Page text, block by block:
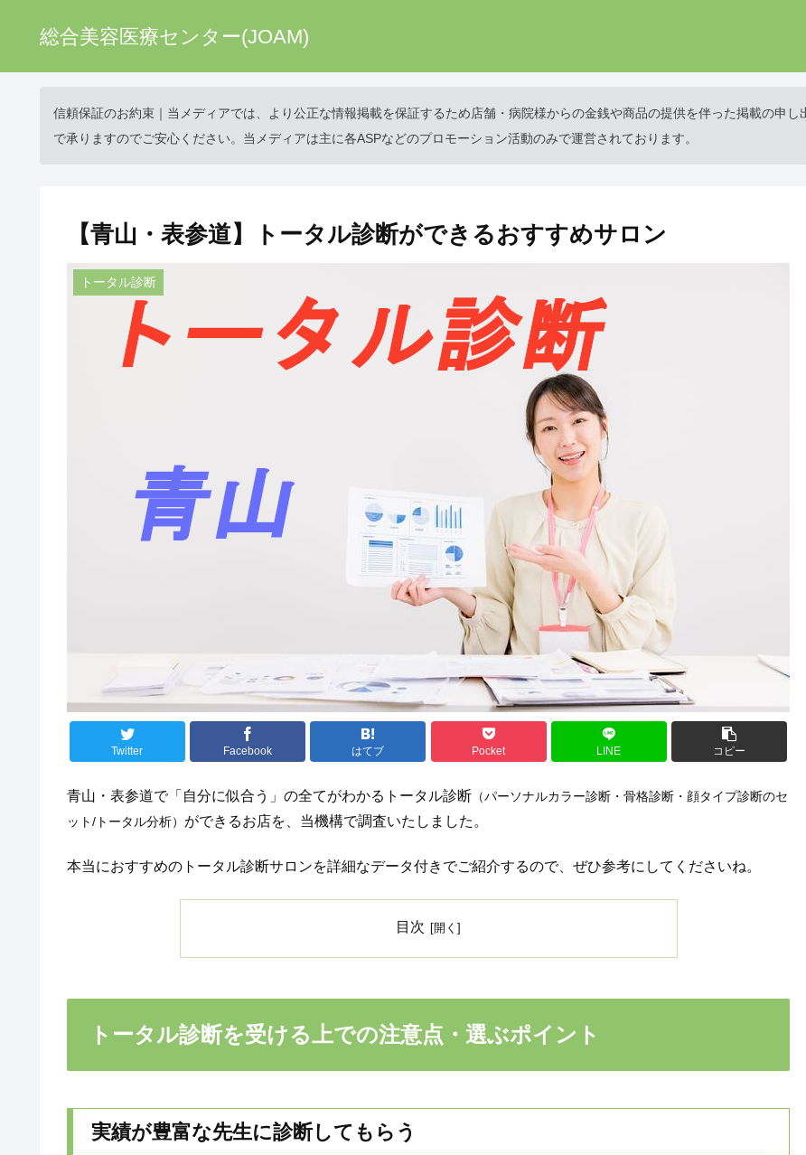
総合美容医療センター(JOAM)
信頼保証のお約束｜当メディアでは、より公正な情報掲載を保証するため店舗・病院様からの金銭や商品の提供を伴った掲載の申
で承りますのでご安心ください。当メディアは主に各ASPなどのプロモーション活動のみで運営されております。
【青山・表参道】トータル診断ができるおすすめサロン
トータル診断
Twitter Facebook はてブ Pocket LINE コピー
青山・表参道で「自分に似合う」の全てがわかるトータル診断 （パーソナルカラー診断・骨格診断・顔タイプ診断のセ
ット/トータル分析） ができるお店を、当機構で調査いたしました。
本当におすすめのトータル診断サロンを詳細なデータ付きでご紹介するので、ぜひ参考にしてくださいね。
目次
トータル診断を受ける上での注意点・選ぶポイント
実績が豊富な先生に診断してもらう